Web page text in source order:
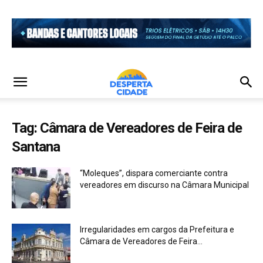
Tag: Câmara de Vereadores de Feira de
Santana
“Moleques”, dispara comerciante contra
vereadores em discurso na Câmara Municipal
Irregularidades em cargos da Prefeitura e
Câmara de Vereadores de Feira...